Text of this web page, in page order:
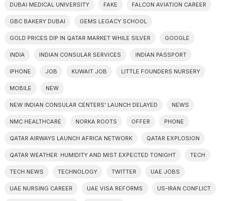
DUBAI MEDICAL UNIVERSITY FAKE FALCON AVIATION CAREER
GBC BAKERY DUBAI GEMS LEGACY SCHOOL
GOLD PRICES DIP IN QATAR MARKET WHILE SILVER GOOGLE
INDIA INDIAN CONSULAR SERVICES INDIAN PASSPORT
IPHONE JOB KUWAIT JOB LITTLE FOUNDERS NURSERY
MOBILE NEW
NEW INDIAN CONSULAR CENTERS' LAUNCH DELAYED NEWS
NMC HEALTHCARE NORKA ROOTS OFFER PHONE
QATAR AIRWAYS LAUNCH AFRICA NETWORK QATAR EXPLOSION
QATAR WEATHER: HUMIDITY AND MIST EXPECTED TONIGHT TECH
TECH NEWS TECHNOLOGY TWITTER UAE JOBS
UAE NURSING CAREER UAE VISA REFORMS US-IRAN CONFLICT